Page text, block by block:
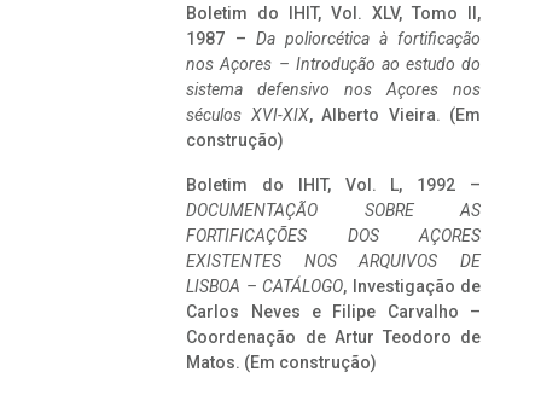
Boletim do IHIT, Vol. XLV, Tomo II,
1987 – Da poliorcética à fortificação
nos Açores – Introdução ao estudo do
sistema defensivo nos Açores nos
séculos XVI-XIX, Alberto Vieira. (Em
construção)
Boletim do IHIT, Vol. L, 1992 –
DOCUMENTAÇÃO SOBRE AS
FORTIFICAÇÕES DOS AÇORES
EXISTENTES NOS ARQUIVOS DE
LISBOA – CATÁLOGO, Investigação de
Carlos Neves e Filipe Carvalho –
Coordenação de Artur Teodoro de
Matos. (Em construção)